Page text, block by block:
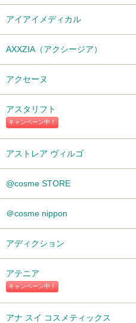
アイアイメディカル
AXXZIA（アクシージア）
アクセーヌ
キャンペーン中！
アスタリフト
アストレア ヴィルゴ
@cosme STORE
＠cosme nippon
アディクション
キャンペーン中！
アテニア
アナ スイ コスメティックス